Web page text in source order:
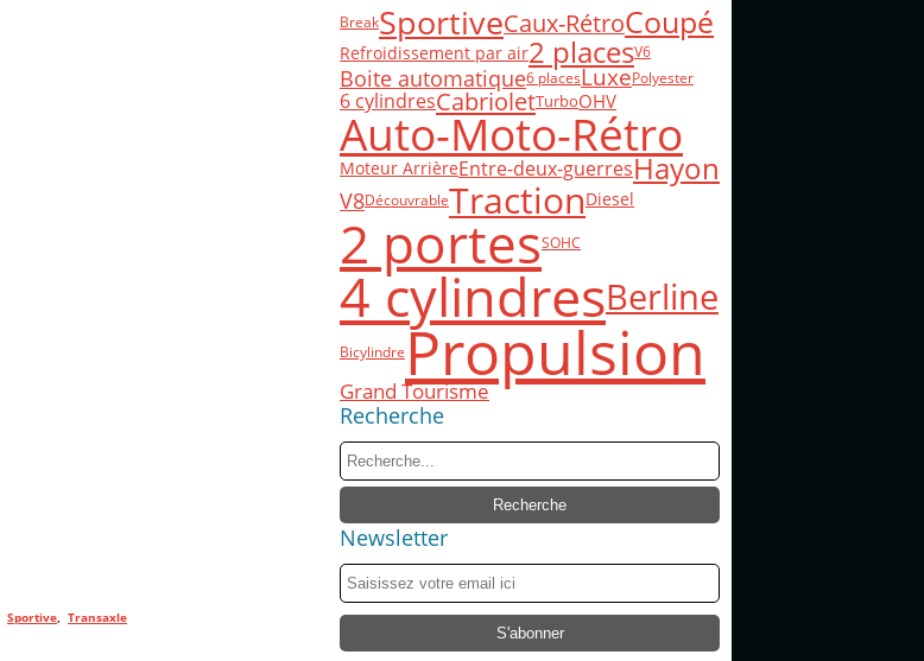
Sportive, Transaxle
BreakSportiveCaux-RétroCoupé
Refroidissement par air2 placesV6
Boite automatique6 placesLuxePolyester
6 cylindresCabrioletTurboOHV
Auto-Moto-Rétro
Moteur ArrièreEntre-deux-guerresHayon
V8DécouvrableTractionDiesel
2 portesSOHC
4 cylindresBerline
BicylindrePropulsion
Grand Tourisme
Recherche
Newsletter